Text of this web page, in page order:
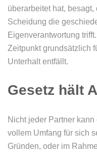
überarbeitet hat,
Scheidung die
Eigenverantwortung
Zeitpunkt grundsätzlich
Unterhalt entfällt.
Gesetz hält
Nicht jeder Partner
vollem Umfang für sich
Gründen, oder im